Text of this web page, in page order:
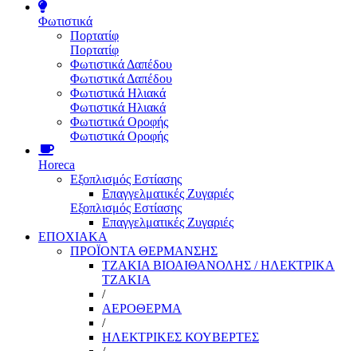
Φωτιστικά
Πορτατίφ
Πορτατίφ
Φωτιστικά Δαπέδου
Φωτιστικά Δαπέδου
Φωτιστικά Ηλιακά
Φωτιστικά Ηλιακά
Φωτιστικά Οροφής
Φωτιστικά Οροφής
Horeca
Εξοπλισμός Εστίασης
Επαγγελματικές Ζυγαριές
Εξοπλισμός Εστίασης
Επαγγελματικές Ζυγαριές
ΕΠΟΧΙΑΚΑ
ΠΡΟΪΟΝΤΑ ΘΕΡΜΑΝΣΗΣ
ΤΖΑΚΙΑ ΒΙΟΑΙΘΑΝΟΛΗΣ / ΗΛΕΚΤΡΙΚΑ
ΤΖΑΚΙΑ
/
ΑΕΡΟΘΕΡΜΑ
/
ΗΛΕΚΤΡΙΚΕΣ ΚΟΥΒΕΡΤΕΣ